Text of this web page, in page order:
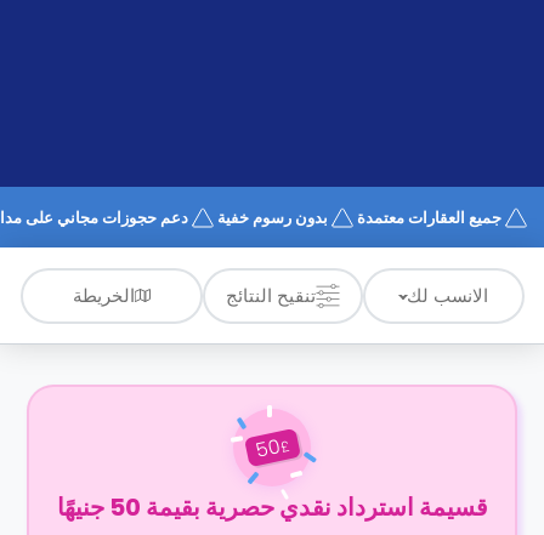
كيف
تعمل؟
الأسئلة
الشائعة
جميع العقارات معتمدة بدون رسوم خفية دعم حجوزات مجاني على مدار
الانسب لك تنقيح النتائج الخريطة
£
50
قسيمة استرداد نقدي حصرية بقيمة 50 جنيهًا